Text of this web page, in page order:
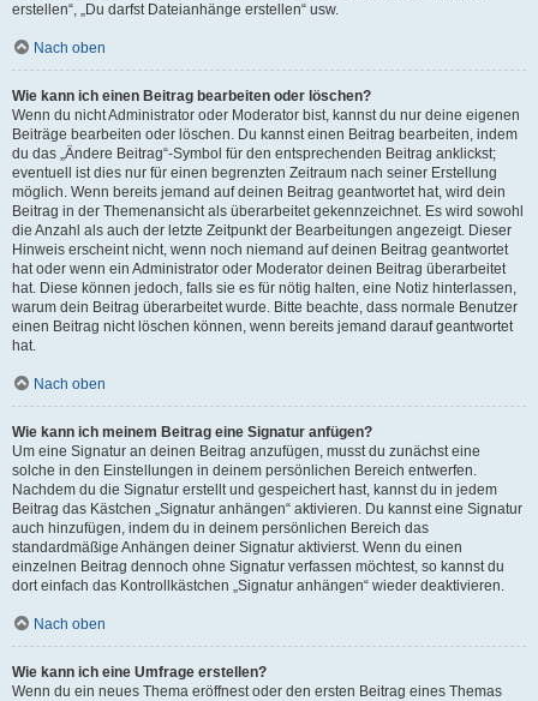
erstellen“, „Du darfst Dateianhänge erstellen“ usw.
Nach oben
Wie kann ich einen Beitrag bearbeiten oder löschen?
Wenn du nicht Administrator oder Moderator bist, kannst du nur deine eigenen
Beiträge bearbeiten oder löschen. Du kannst einen Beitrag bearbeiten, indem
du das „Ändere Beitrag“-Symbol für den entsprechenden Beitrag anklickst;
eventuell ist dies nur für einen begrenzten Zeitraum nach seiner Erstellung
möglich. Wenn bereits jemand auf deinen Beitrag geantwortet hat, wird dein
Beitrag in der Themenansicht als überarbeitet gekennzeichnet. Es wird sowohl
die Anzahl als auch der letzte Zeitpunkt der Bearbeitungen angezeigt. Dieser
Hinweis erscheint nicht, wenn noch niemand auf deinen Beitrag geantwortet
hat oder wenn ein Administrator oder Moderator deinen Beitrag überarbeitet
hat. Diese können jedoch, falls sie es für nötig halten, eine Notiz hinterlassen,
warum dein Beitrag überarbeitet wurde. Bitte beachte, dass normale Benutzer
einen Beitrag nicht löschen können, wenn bereits jemand darauf geantwortet
hat.
Nach oben
Wie kann ich meinem Beitrag eine Signatur anfügen?
Um eine Signatur an deinen Beitrag anzufügen, musst du zunächst eine
solche in den Einstellungen in deinem persönlichen Bereich entwerfen.
Nachdem du die Signatur erstellt und gespeichert hast, kannst du in jedem
Beitrag das Kästchen „Signatur anhängen“ aktivieren. Du kannst eine Signatur
auch hinzufügen, indem du in deinem persönlichen Bereich das
standardmäßige Anhängen deiner Signatur aktivierst. Wenn du einen
einzelnen Beitrag dennoch ohne Signatur verfassen möchtest, so kannst du
dort einfach das Kontrollkästchen „Signatur anhängen“ wieder deaktivieren.
Nach oben
Wie kann ich eine Umfrage erstellen?
Wenn du ein neues Thema eröffnest oder den ersten Beitrag eines Themas